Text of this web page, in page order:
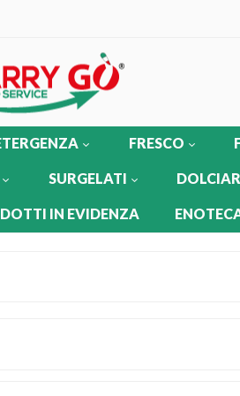
FRESCO
SURGELATI
IN EVIDENZA